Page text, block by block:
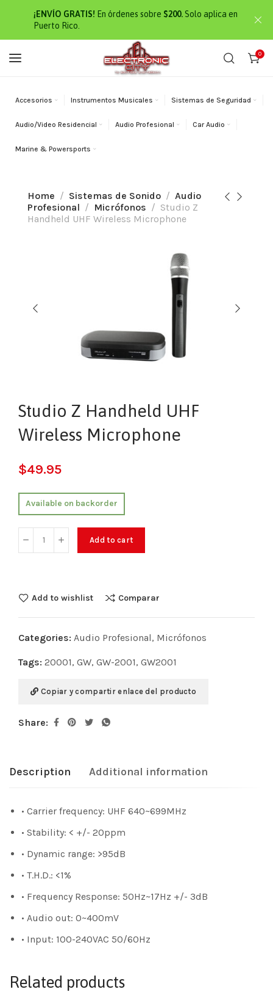
¡ENVÍO GRATIS! En órdenes sobre $200. Solo aplica en
Puerto Rico.
0
Accesorios Instrumentos Musicales Sistemas de Seguridad
Audio/Video Residencial Audio Profesional Car Audio
Marine & Powersports
Home Sistemas de Sonido
Audio
Profesional
Micrófonos
Studio Z
Handheld UHF Wireless Microphone
Studio Z Handheld UHF
Wireless Microphone
$49.95
Available on backorder
Add to cart
Add to wishlist Comparar
Categories: Audio Profesional, Micrófonos
Tags: 20001, GW, GW-2001, GW2001
Copiar y compartir enlace del producto
Share:
Description Additional information
• Carrier frequency: UHF 640~699MHz
• Stability: < +/- 20ppm
• Dynamic range: >95dB
• T.H.D.: <1%
• Frequency Response: 50Hz~17Hz +/- 3dB
• Audio out: 0~400mV
• Input: 100-240VAC 50/60Hz
Related products